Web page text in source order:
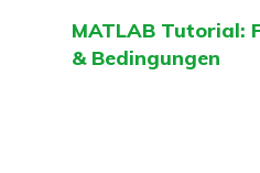
MATLAB Tutorial:
& Bedingungen